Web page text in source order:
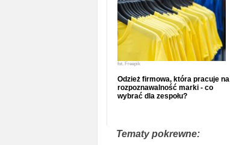
fot. Freepik
Odzież firmowa, która pracuje na
rozpoznawalność marki - co
wybrać dla zespołu?
Tematy pokrewne: